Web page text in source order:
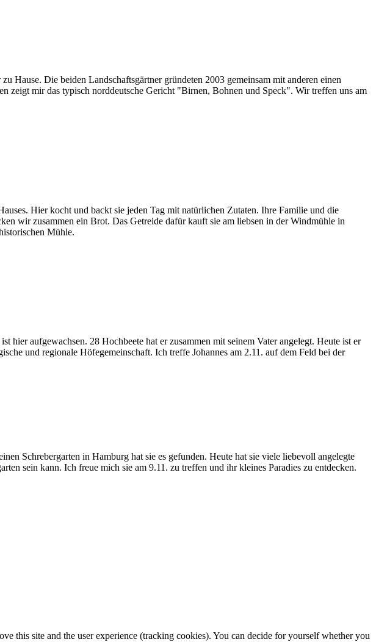
Die beiden Landschaftsgärtner gründeten 2003 gemeinsam mit anderen einen
zeigt mir das typisch norddeutsche Gericht "Birnen, Bohnen und Speck". Wir treffen uns am
Hier kocht und backt sie jeden Tag mit natürlichen Zutaten. Ihre Familie und die
wir zusammen ein Brot. Das Getreide dafür kauft sie am liebsen in der Windmühle in
Mühle.
aufgewachsen. 28 Hochbeete hat er zusammen mit seinem Vater angelegt. Heute ist er
und regionale Höfegemeinschaft. Ich treffe Johannes am 2.11. auf dem Feld bei der
Schrebergarten in Hamburg hat sie es gefunden. Heute hat sie viele liebevoll angelegte
sein kann. Ich freue mich sie am 9.11. zu treffen und ihr kleines Paradies zu entdecken.
this site and the user experience (tracking cookies). You can decide for yourself whether you